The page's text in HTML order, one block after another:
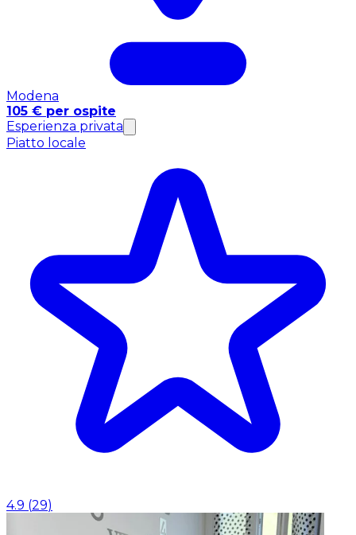
Modena
105 € per ospite
Esperienza privata
Piatto locale
4.9 (29)